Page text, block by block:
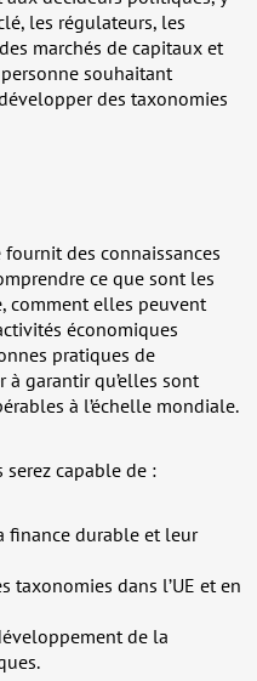
les régulateurs, les
marchés de capitaux et
souhaitant
des taxonomies
fournit des connaissances
ce que sont les
comment elles peuvent
économiques
pratiques de
garantir qu’elles sont
à l’échelle mondiale.
capable de :
finance durable et leur
taxonomies dans l’UE et en
de la